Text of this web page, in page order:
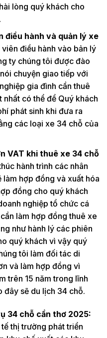
lòng quý khách cho
điều hành và quản lý xe
viên điều hành vào bản lý
ty chúng tôi được đào
chuyện giao tiếp với
gia đình cần thuê
có thể để Quý khách
phát sinh khi đưa ra
các loại xe 34 chỗ của
VAT khi thuê xe 34 chỗ
hành trình các nhân
làm hợp đồng và xuất hóa
đồng cho quý khách
nghiệp tổ chức cá
làm hợp đồng thuê xe
như hành lý các phiên
quý khách vì vậy quý
tôi làm đối tác di
và làm hợp đồng vì
trên 15 năm trong lĩnh
đây sẽ du lịch 34 chỗ.
34 chỗ cần thơ 2025:
thị trường phát triển